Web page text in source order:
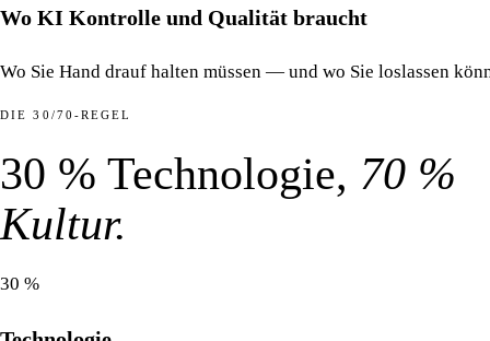
Wo KI Kontrolle und Qualität braucht
Wo Sie Hand drauf halten müssen — und wo Sie loslassen
DIE 30/70-REGEL
30 % Technologie, 70 %
Kultur.
30 %